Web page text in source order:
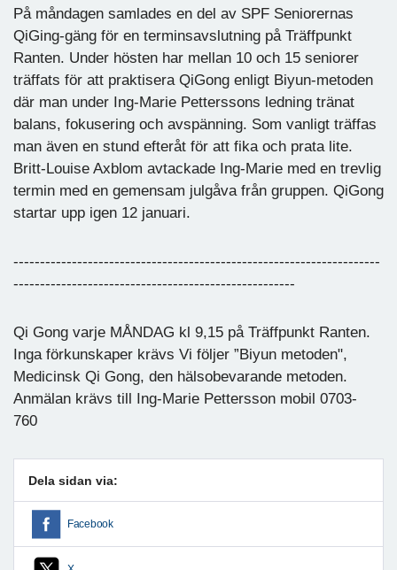
På måndagen samlades en del av SPF Seniorernas
QiGing-gäng för en terminsavslutning på Träffpunkt
Ranten. Under hösten har mellan 10 och 15 seniorer
träffats för att praktisera QiGong enligt Biyun-metoden
där man under Ing-Marie Petterssons ledning tränat
balans, fokusering och avspänning. Som vanligt träffas
man även en stund efteråt för att fika och prata lite.
Britt-Louise Axblom avtackade Ing-Marie med en trevlig
termin med en gemensam julgåva från gruppen. QiGong
startar upp igen 12 januari.
---------------------------------------------------------------------
-----------------------------------------------------
Qi Gong varje MÅNDAG kl 9,15 på Träffpunkt Ranten.
Inga förkunskaper krävs Vi följer ”Biyun metoden",
Medicinsk Qi Gong, den hälsobevarande metoden.
Anmälan krävs till Ing-Marie Pettersson mobil 0703-
760
Dela sidan via:
Facebook